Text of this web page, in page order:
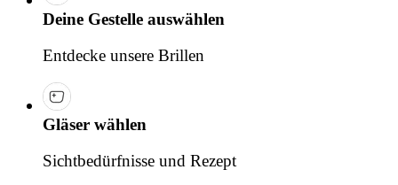
Deine Gestelle auswählen
Entdecke unsere Brillen
Gläser wählen
Sichtbedürfnisse und Rezept